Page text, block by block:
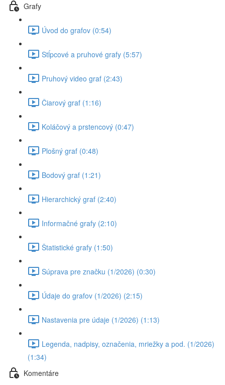
Grafy
Úvod do grafov (0:54)
Stĺpcové a pruhové grafy (5:57)
Pruhový video graf (2:43)
Čiarový graf (1:16)
Koláčový a prstencový (0:47)
Plošný graf (0:48)
Bodový graf (1:21)
Hierarchický graf (2:40)
Informačné grafy (2:10)
Štatistické grafy (1:50)
Súprava pre značku (1/2026) (0:30)
Údaje do grafov (1/2026) (2:15)
Nastavenia pre údaje (1/2026) (1:13)
Legenda, nadpisy, označenia, mriežky a pod. (1/2026)
(1:34)
Komentáre